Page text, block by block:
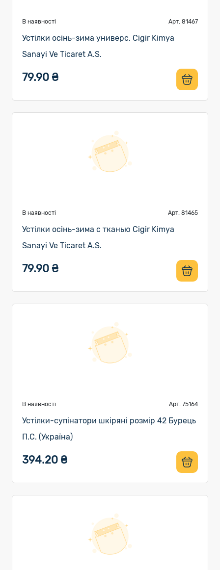
В наявності Арт. 81467
Устілки осінь-зима универс. Cigir Kimya
Sanayi Ve Ticaret A.S.
79.90 ₴
В наявності Арт. 81465
Устілки осінь-зима с тканью Cigir Kimya
Sanayi Ve Ticaret A.S.
79.90 ₴
В наявності Арт. 75164
Устілки-супінатори шкіряні розмір 42 Бурець
П.С. (Україна)
394.20 ₴